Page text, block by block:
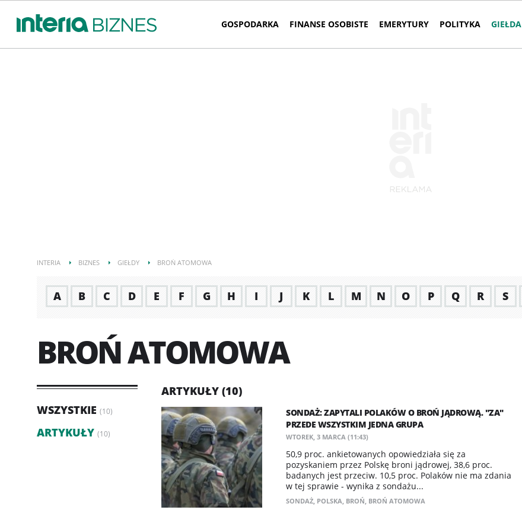
GOSPODARKA FINANSE OSOBISTE EMERYTURY POLITYKA GIEŁDA
INTERIA BIZNES GIEŁDY BROŃ ATOMOWA
A B C D E F G H I J K L M N O P Q R S
BROŃ ATOMOWA
WSZYSTKIE (10)
ARTYKUŁY (10)
ARTYKUŁY (10)
SONDAŻ: ZAPYTALI POLAKÓW O BROŃ JĄDROWĄ. "ZA"
PRZEDE WSZYSTKIM JEDNA GRUPA
WTOREK, 3 MARCA (11:43)
50,9 proc. ankietowanych opowiedziała się za
pozyskaniem przez Polskę broni jądrowej, 38,6 proc.
badanych jest przeciw. 10,5 proc. Polaków nie ma zdania
w tej sprawie - wynika z sondażu...
SONDAŻ, POLSKA, BROŃ, BROŃ ATOMOWA